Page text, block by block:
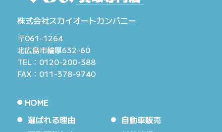
株式会社スカイオートカンパニー
〒061-1264
北広島市輪厚632-60
TEL：0120-200-388
FAX：011-378-9740
HOME
選ばれる理由
自動車販売